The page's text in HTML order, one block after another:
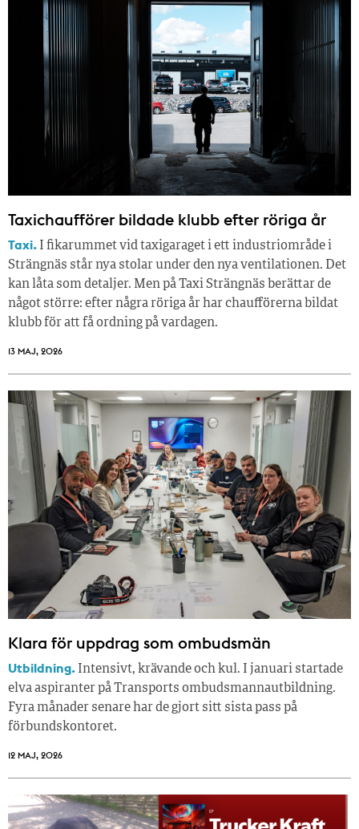
Taxichaufförer bildade klubb efter röriga år
Taxi. I fikarummet vid taxigaraget i ett industriområde i
Strängnäs står nya stolar under den nya ventilationen. Det
kan låta som detaljer. Men på Taxi Strängnäs berättar de
något större: efter några röriga år har chaufförerna bildat
klubb för att få ordning på vardagen.
13 MAJ, 2026
Klara för uppdrag som ombudsmän
Utbildning. Intensivt, krävande och kul. I januari startade
elva aspiranter på Transports ombudsmannautbildning.
Fyra månader senare har de gjort sitt sista pass på
förbundskontoret.
12 MAJ, 2026